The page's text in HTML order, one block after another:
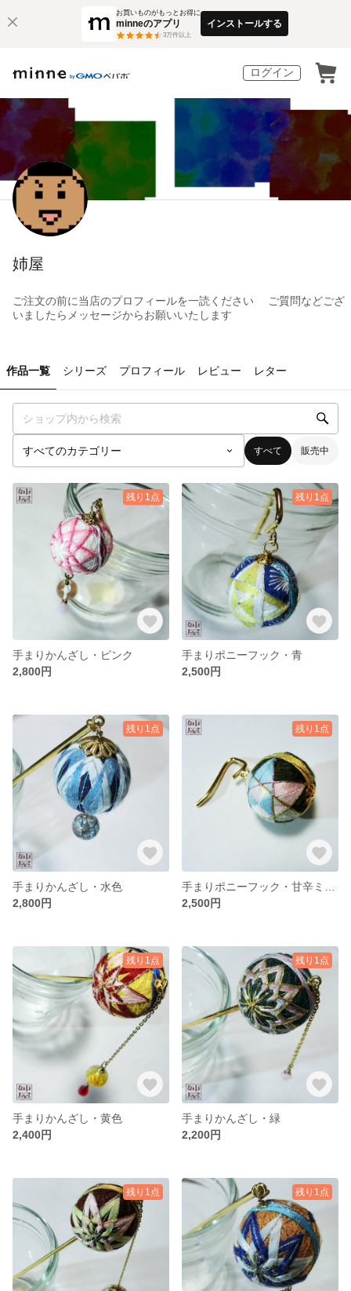
お買いものがもっとお得に
minneのアプリ
3万件以上
インストールする
ログイン
姉屋
ご注文の前に当店のプロフィールを一読ください ご質問などござ
いましたらメッセージからお願いいたします
作品一覧 シリーズ プロフィール レビュー レター
すべて 販売中
残り1点
手まりかんざし・ピンク
2,800円
残り1点
手まりポニーフック・青
2,500円
残り1点
手まりかんざし・水色
2,800円
残り1点
2,500円
残り1点
手まりかんざし・黄色
2,400円
残り1点
手まりかんざし・緑
2,200円
残り1点 残り1点